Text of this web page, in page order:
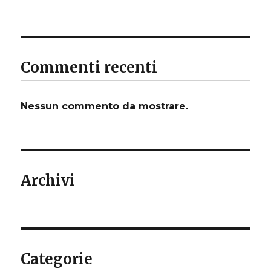
Commenti recenti
Nessun commento da mostrare.
Archivi
Categorie